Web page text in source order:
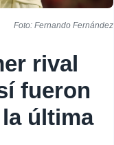
Foto: Fernando Fernández
rival
fueron
última